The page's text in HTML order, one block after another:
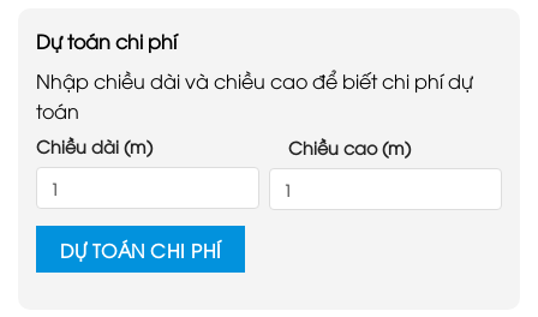
Dự toán chi phí
Nhập chiều dài và chiều cao để biết chi phí dự
toán
Chiều dài (m) Chiều cao (m)
DỰ TOÁN CHI PHÍ